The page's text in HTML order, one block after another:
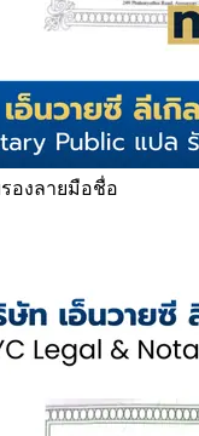
องลายมือชื่อ